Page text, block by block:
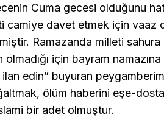
Cuma gecesi olduğunu
camiye davet etmek için vaaz
Ramazanda milleti
olmadığı için bayram
ilan edin” buyuran
ölüm haberini eşe-
bir adet olmuştur.